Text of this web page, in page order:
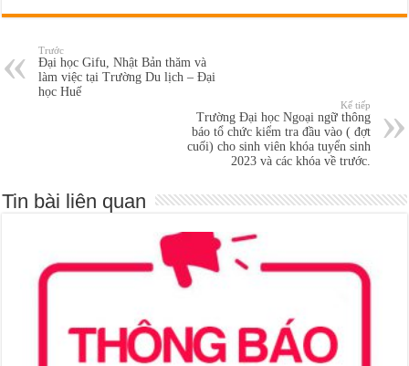
Trước
Đại học Gifu, Nhật Bản thăm và
làm việc tại Trường Du lịch – Đại
học Huế
Kế tiếp
Trường Đại học Ngoại ngữ thông
báo tổ chức kiểm tra đầu vào ( đợt
cuối) cho sinh viên khóa tuyển sinh
2023 và các khóa về trước.
Tin bài liên quan